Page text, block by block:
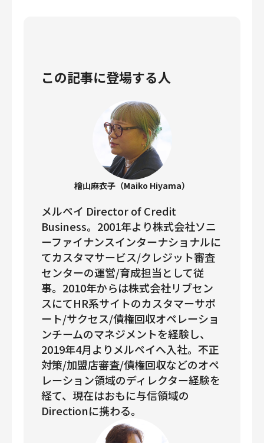
この記事に登場する人
檜山麻衣子（Maiko Hiyama）
メルペイ Director of Credit
Business。2001年より株式会社ソニ
ーファイナンスインターナショナルに
てカスタマサービス/クレジット審査
センターの運営/育成担当として従
事。2010年からは株式会社リブセン
スにてHR系サイトのカスタマーサポ
ート/サクセス/債権回収オペレーショ
ンチームのマネジメントを経験し、
2019年4月よりメルペイへ入社。不正
対策/加盟店審査/債権回収などのオペ
レーション領域のディレクター経験を
経て、現在はおもに与信領域の
Directionに携わる。